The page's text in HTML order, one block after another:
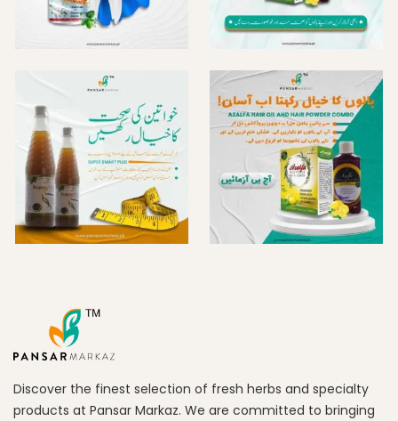
Discover the finest selection of fresh herbs and specialty
products at Pansar Markaz. We are committed to bringing